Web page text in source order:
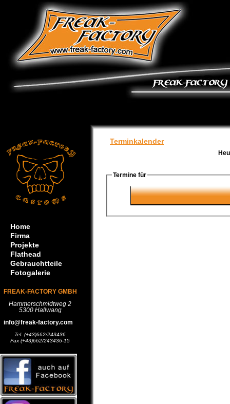
Home
Firma
Projekte
Flathead
Gebrauchtteile
Fotogalerie
FREAK-FACTORY GMBH
Hammerschmidtweg 2
5300 Hallwang
info@freak-factory.com
Tel. (+43)662/243436
Fax (+43)662/243436-15
Terminkalender
Termine für